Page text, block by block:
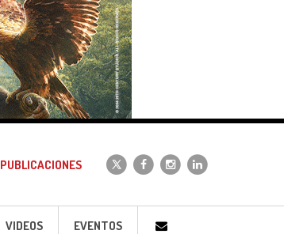
PUBLICACIONES
VIDEOS EVENTOS